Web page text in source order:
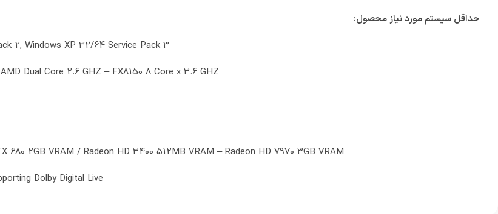
حداقل سیستم مورد نیاز محصول:
2, Windows XP 32/64 Service Pack 3
Dual Core 2.6 GHZ – FX8150 8 Core x 3.6 GHZ
2GB VRAM / Radeon HD 3400 512MB VRAM – Radeon HD 7970 3GB VRAM
Dolby Digital Live